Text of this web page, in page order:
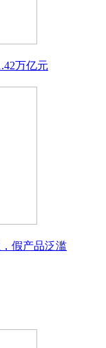
万亿元
假产品泛滥